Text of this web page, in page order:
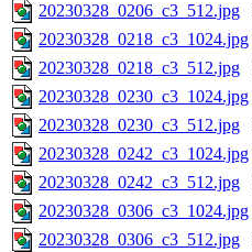
20230328_0206_c3_512.jpg
20230328_0218_c3_1024.jpg
20230328_0218_c3_512.jpg
20230328_0230_c3_1024.jpg
20230328_0230_c3_512.jpg
20230328_0242_c3_1024.jpg
20230328_0242_c3_512.jpg
20230328_0306_c3_1024.jpg
20230328_0306_c3_512.jpg